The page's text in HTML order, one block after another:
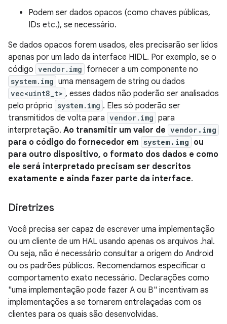
Podem ser dados opacos (como chaves públicas,
IDs etc.), se necessário.
Se dados opacos forem usados, eles precisarão ser lidos
apenas por um lado da interface HIDL. Por exemplo, se o
código vendor.img fornecer a um componente no
system.img uma mensagem de string ou dados
vec<uint8_t> , esses dados não poderão ser analisados
pelo próprio system.img . Eles só poderão ser
transmitidos de volta para vendor.img para
interpretação. Ao transmitir um valor de vendor.img
para o código do fornecedor em system.img ou
para outro dispositivo, o formato dos dados e como
ele será interpretado precisam ser descritos
exatamente e ainda fazer parte da interface.
Diretrizes
Você precisa ser capaz de escrever uma implementação
ou um cliente de um HAL usando apenas os arquivos .hal.
Ou seja, não é necessário consultar a origem do Android
ou os padrões públicos. Recomendamos especificar o
comportamento exato necessário. Declarações como
"uma implementação pode fazer A ou B" incentivam as
implementações a se tornarem entrelaçadas com os
clientes para os quais são desenvolvidas.